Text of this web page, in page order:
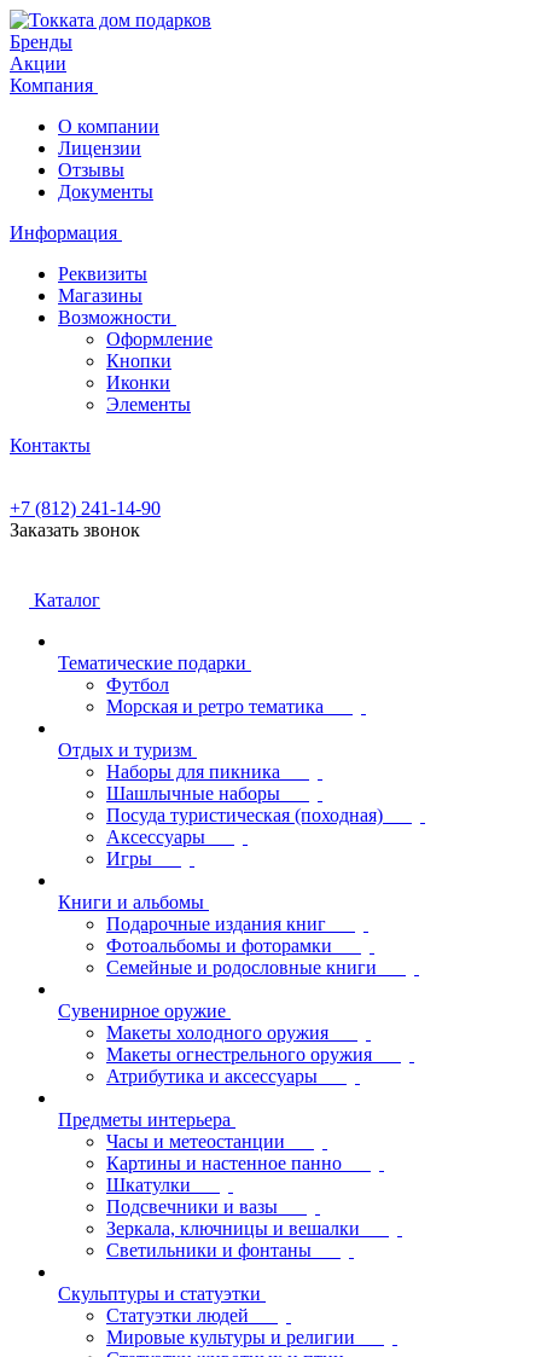
Бренды
Акции
Компания
О компании
Лицензии
Отзывы
Документы
Информация
Реквизиты
Магазины
Возможности
Оформление
Кнопки
Иконки
Элементы
Контакты
+7 (812) 241-14-90
Заказать звонок
Каталог
Тематические подарки
Футбол
Морская и ретро тематика
Отдых и туризм
Наборы для пикника
Шашлычные наборы
Посуда туристическая (походная)
Аксессуары
Игры
Книги и альбомы
Подарочные издания книг
Фотоальбомы и фоторамки
Семейные и родословные книги
Сувенирное оружие
Макеты холодного оружия
Макеты огнестрельного оружия
Атрибутика и аксессуары
Предметы интерьера
Часы и метеостанции
Картины и настенное панно
Шкатулки
Подсвечники и вазы
Зеркала, ключницы и вешалки
Светильники и фонтаны
Скульптуры и статуэтки
Статуэтки людей
Мировые культуры и религии